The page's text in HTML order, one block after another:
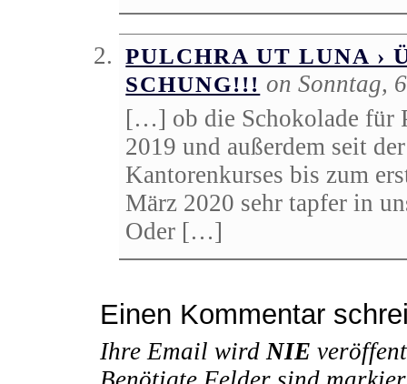
PULCHRA UT LUNA ›
SCHUNG!!! on Sonntag,
[…] ob die Schokolade für
2019 und außerdem seit
Kantorenkurses bis zum
März 2020 sehr tapfer in
Oder […]
Einen Kommentar
Ihre Email wird NIE